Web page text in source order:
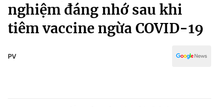
Chính trị
Xã hội
Pháp luật
Truyền hình
Văn hóa - Giải trí
nghiệm đáng nhớ sau khi
tiêm vaccine ngừa COVID-19
PV